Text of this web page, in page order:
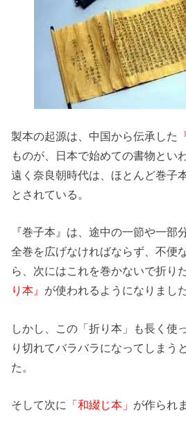
製本の起源は、中国から伝承した
ものが、日本で始めての書物とい
遠く奈良朝時代は、ほとんど巻子
とされている。
『巻子本』は、途中の一節や一部
全巻を広げなければならず、不便
ら、次にはこれを巻かないで折り
り本』 が使われるようになりました
しかし、この「折り本」も長く使
り切れてバラバラになってしまう
た。
そして次に 「和綴じ本」 が作られ